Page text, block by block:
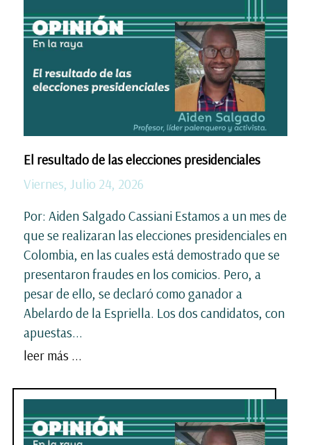
El resultado de las elecciones presidenciales
Viernes, Julio 24, 2026
Por: Aiden Salgado Cassiani Estamos a un mes de
que se realizaran las elecciones presidenciales en
Colombia, en las cuales está demostrado que se
presentaron fraudes en los comicios. Pero, a
pesar de ello, se declaró como ganador a
Abelardo de la Espriella. Los dos candidatos, con
apuestas...
leer más ...